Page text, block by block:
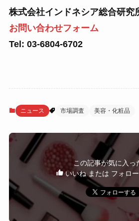
株式会社インドネシア総合研究
お問い合わせフォーム
Tel: 03-6804-6702
ニュース 市場調査 美容・化粧品
この記事が気に入っ
いいね または フォロ